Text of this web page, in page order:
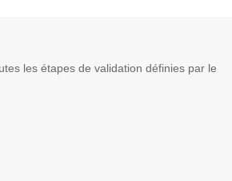
les étapes de validation définies par le